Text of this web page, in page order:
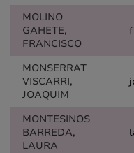
MOLINO
GAHETE,
FRANCISCO
MONSERRAT
VISCARRI,
JOAQUIM
MONTESINOS
BARREDA,
LAURA